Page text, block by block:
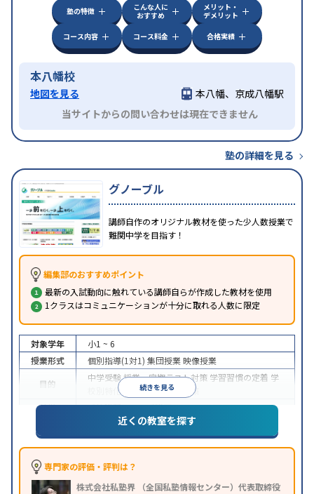
塾の特徴
こんな人に
おすすめ
メリット・
デメリット
コース内容
コース料金 合格実績
本八幡校
地図を見る
本八幡、京成八幡駅
当サイトからの問い合わせは現在できません
塾の詳細を見る
グノーブル
講師自作のオリジナル教材を使った少人数授業で
難関中学を目指す！
編集部のおすすめポイント
最新の入試動向に触れている講師自らが作成した教材を使用
1クラスはコミュニケーションが十分に取れる人数に限定
続きを見る
対象学年
小1 ~ 6
授業形式
個別指導(1対1) 集団授業映像授業
目的
中学受験授業・定期テスト対策 学習習慣の定着 学
校別特化対策
科目別特化対策
特徴
季節講習のみの受講可
小学校高学年の集団塾アンケート調査方法
近くの教室を探す
専門家の評価・評判は？
株式会社私塾界 （全国私塾情報センター）代表取締役